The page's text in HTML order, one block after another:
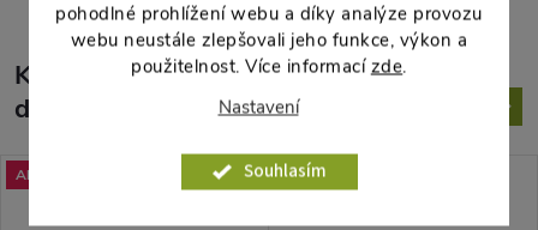
pohodlné prohlížení webu a díky analýze provozu
webu neustále zlepšovali jeho funkce, výkon a
použitelnost. Více informací zde.
Nastavení
Souhlasím
K tomuto produktu
doporučujeme ještě dokoupit
Akce Akce